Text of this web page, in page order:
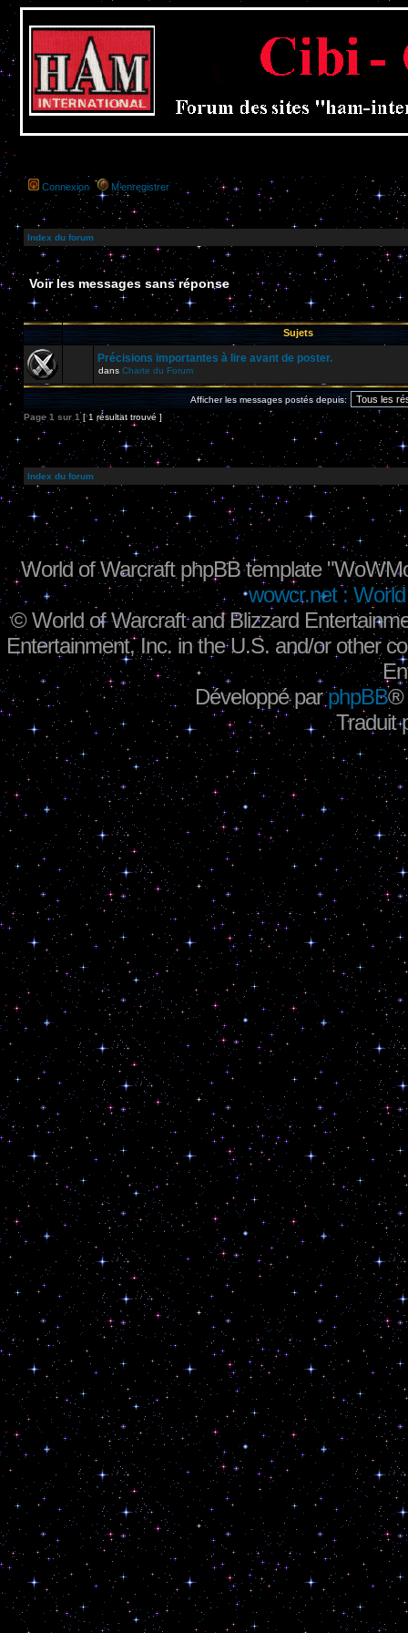
Connexion M’enregistrer
Index du forum
Voir les messages sans réponse
Sujets
Précisions importantes à lire avant de poster.
dans Charte du Forum
Afficher les messages postés depuis:
Page 1 sur 1 [ 1 résultat trouvé ]
Index du forum
World of Warcraft phpBB template
wowcr.net :
©World of Warcraft and Blizzard
Entertainment, Inc. in the U.S. and/or other
Développé parphpBB®
Traduit